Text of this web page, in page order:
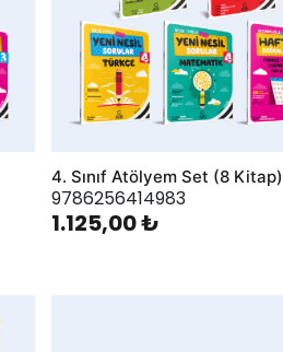
4. Sınıf Atölyem Set (8 Kitap)
9786256414983
1.125,00 ₺